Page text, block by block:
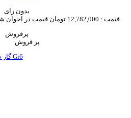
بدون رای
قیمت : 12,782,000 تومان قیمت در اخوان
پرفروش